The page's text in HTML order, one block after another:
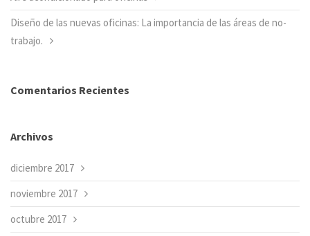
Diseño de las nuevas oficinas: La importancia de las áreas de no-
trabajo.
Comentarios Recientes
Archivos
diciembre 2017
noviembre 2017
octubre 2017